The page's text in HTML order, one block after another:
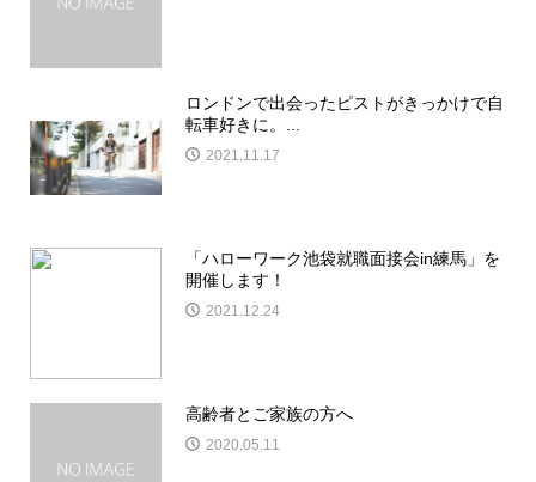
ロンドンで出会ったピストがきっかけで自
転車好きに。...
2021.11.17
「ハローワーク池袋就職面接会in練馬」を
開催します！
2021.12.24
高齢者とご家族の方へ
2020.05.11